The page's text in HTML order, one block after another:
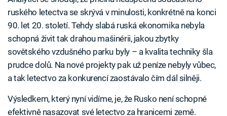
ruského letectva se skrývá v minulosti, konkrétně na konci
90. let 20. století. Tehdy slabá ruská ekonomika nebyla
schopná živit tak drahou mašinérii, jakou zbytky
sovětského vzdušného parku byly – a kvalita techniky šla
prudce dolů. Na nové projekty pak už peníze nebyly vůbec,
a tak letectvo za konkurencí zaostávalo čím dál silněji.
Výsledkem, který nyní vidíme, je, že Rusko není schopné
efektivně nasazovat své letectvo za hranicemi země.